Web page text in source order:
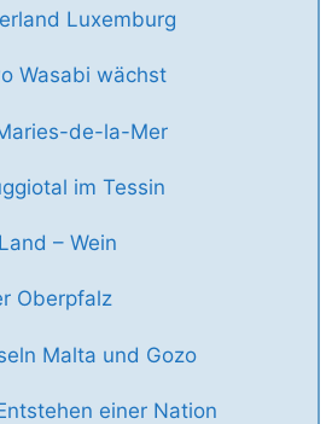
Luxemburg
Wasabi wächst
de-la-Mer
im Tessin
– Wein
Oberpfalz
Malta und Gozo
einer Nation